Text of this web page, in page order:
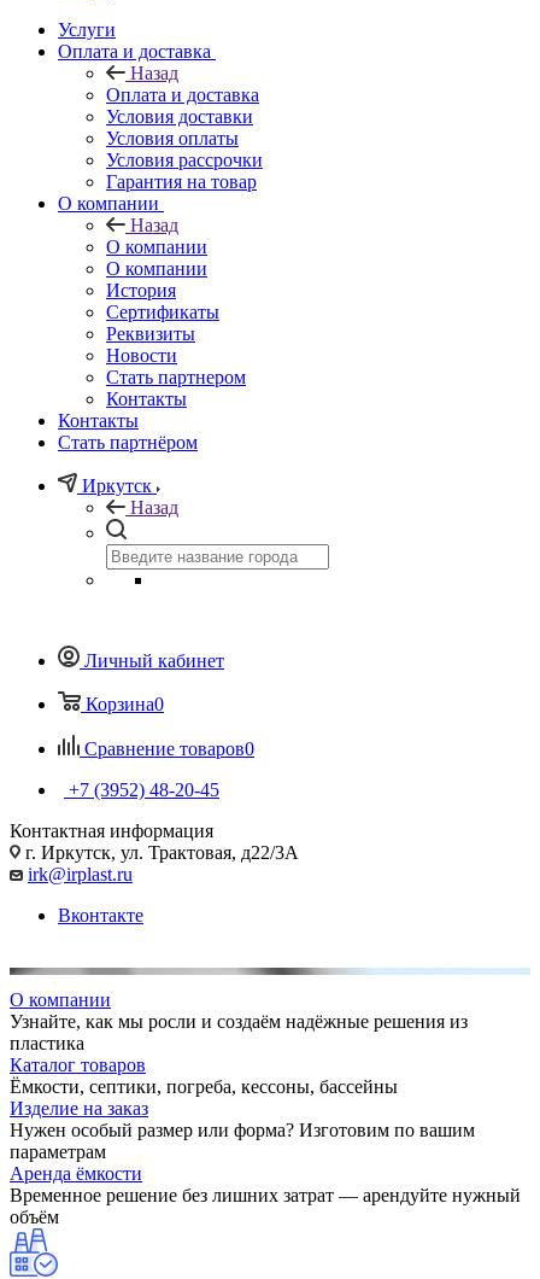
Услуги
Оплата и доставка
Назад
Оплата и доставка
Условия доставки
Условия оплаты
Условия рассрочки
Гарантия на товар
О компании
Назад
О компании
О компании
История
Сертификаты
Реквизиты
Новости
Стать партнером
Контакты
Контакты
Стать партнёром
Иркутск
Назад
Личный кабинет
Корзина0
Сравнение товаров0
+7 (3952) 48-20-45
Контактная информация
г. Иркутск, ул. Трактовая, д22/3А
irk@irplast.ru
Вконтакте
О компании
Узнайте, как мы росли и создаём надёжные решения из
пластика
Каталог товаров
Ёмкости, септики, погреба, кессоны, бассейны
Изделие на заказ
Нужен особый размер или форма? Изготовим по вашим
параметрам
Аренда ёмкости
Временное решение без лишних затрат — арендуйте нужный
объём